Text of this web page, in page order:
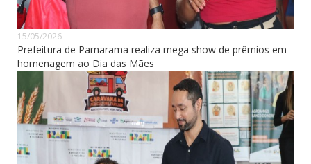
15/05/2026
Prefeitura de Parnarama realiza mega show de prêmios em
homenagem ao Dia das Mães